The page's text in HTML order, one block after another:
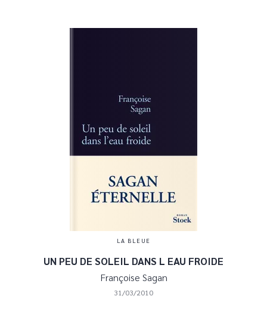
LA BLEUE
UN PEU DE SOLEIL DANS L EAU FROIDE
Françoise Sagan
31/03/2010